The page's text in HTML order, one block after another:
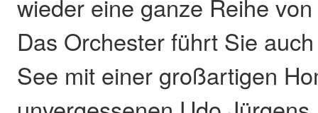
wieder eine ganze Reihe
Das Orchester führt Sie
See mit einer großartigen